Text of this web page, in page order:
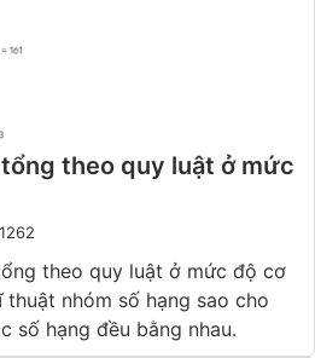
theo quy luật ở mức
1262
theo quy luật ở mức độ cơ
nhóm số hạng sao cho
số hạng đều bằng nhau.